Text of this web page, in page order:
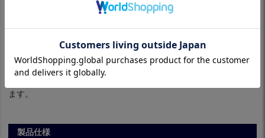
ます。
製品仕様